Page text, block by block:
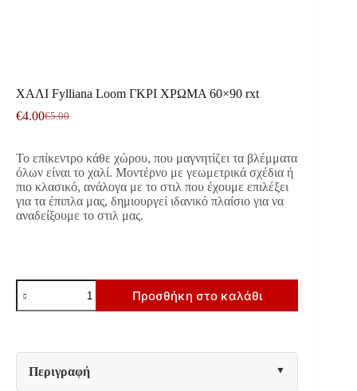
ΧΑΛΙ Fylliana Loom ΓΚΡΙ ΧΡΩΜΑ 60×90 rxt
€5.00
Original
was:
€5.00.
€4.00Η
τιμή
είναι:
€4.00.
Το επίκεντρο κάθε χώρου, που μαγνητίζει τα βλέμματα
όλων είναι το χαλί. Μοντέρνο με γεωμετρικά σχέδια ή
πιο κλασικό, ανάλογα με το στιλ που έχουμε επιλέξει
για τα έπιπλα μας, δημιουργεί ιδανικό πλαίσιο για να
αναδείξουμε το στιλ μας.
ΧΑΛΙ
Fylliana
Loom
60x90
ποσότητα
Προσθήκη στο καλάθι
Περιγραφή